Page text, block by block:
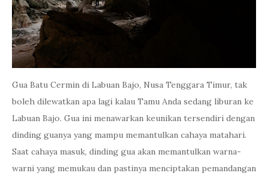
Gua Batu Cermin di Labuan Bajo, Nusa Tenggara Timur, tak
boleh dilewatkan apa lagi kalau Tamu Anda sedang liburan ke
Labuan Bajo. Gua ini menawarkan keunikan tersendiri dengan
dinding guanya yang mampu memantulkan cahaya matahari.
Saat cahaya masuk, dinding gua akan memantulkan warna-
warni yang memukau dan pastinya menciptakan pemandangan